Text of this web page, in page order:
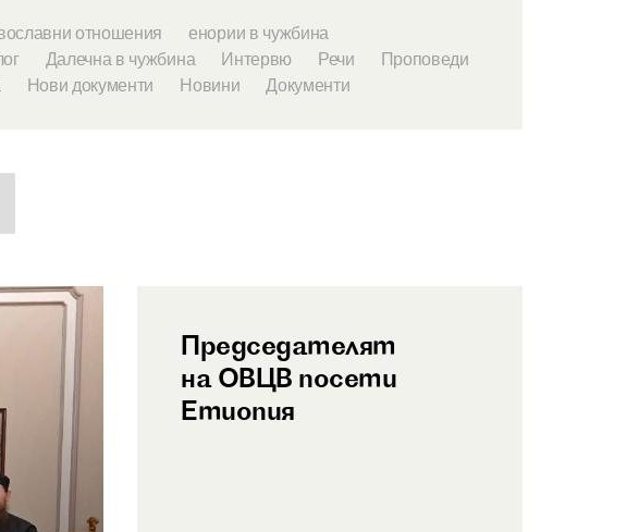
отношения
енории в чужбина
Далечна в чужбина Интервю Речи
Проповеди
Нови документи Новини Документи
Председателят
на ОВЦВ посети
Етиопия